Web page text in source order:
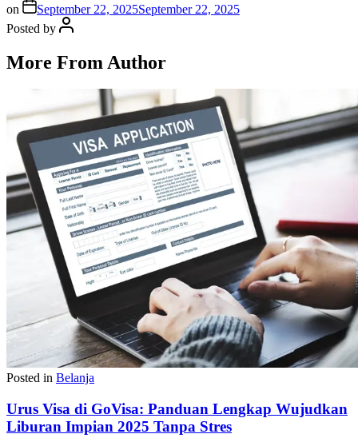
on September 22, 2025September 22, 2025
Posted by
More From Author
Posted in Belanja
Urus Visa di GoVisa: Panduan Lengkap Wujudkan
Liburan Impian 2025 Tanpa Stres